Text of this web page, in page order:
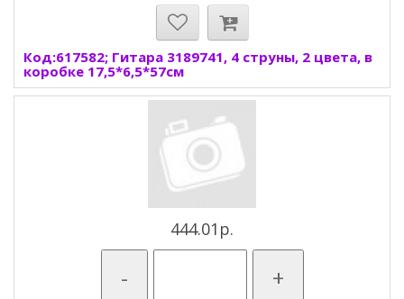
Код:617582; Гитара 3189741, 4 струны, 2 цвета, в
коробке 17,5*6,5*57см
444.01р.
- +